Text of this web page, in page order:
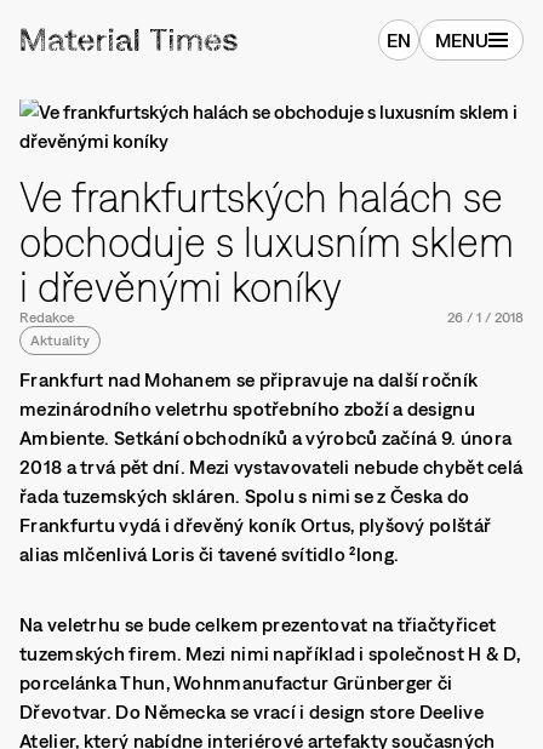
EN MENU
Ve frankfurtských halách se
obchoduje s luxusním sklem
i dřevěnými koníky
Redakce 26 / 1 / 2018
Aktuality
Frankfurt nad Mohanem se připravuje na další ročník
mezinárodního veletrhu spotřebního zboží a designu
Ambiente. Setkání obchodníků a výrobců začíná 9. února
2018 a trvá pět dní. Mezi vystavovateli nebude chybět celá
řada tuzemských skláren. Spolu s nimi se z Česka do
Frankfurtu vydá i dřevěný koník Ortus, plyšový polštář
alias mlčenlivá Loris či tavené svítidlo ²long.
Na veletrhu se bude celkem prezentovat na třiačtyřicet
tuzemských firem. Mezi nimi například i společnost H & D,
porcelánka Thun, Wohnmanufactur Grünberger či
Dřevotvar. Do Německa se vrací i design store Deelive
Atelier, který nabídne interiérové artefakty současných